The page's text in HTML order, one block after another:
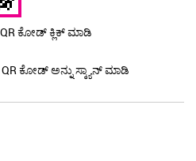
ಕೋಡ್ ಕ್ಲಿಕ್ ಮಾಡಿ
ಕೋಡ್ ಅನ್ನು ಸ್ಕ್ಯಾನ್ ಮಾಡಿ